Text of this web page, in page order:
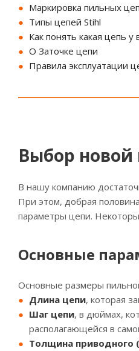
Маркировка пильных
Типы цепей Stihl
Как понять какая цепь
О Заточке цепи
Правила эксплуатации
Выбор
В нашу компанию
При этом, добрая
параметры цепи.
Основные
Основные размеры
Длина цепи, которая
Шаг цепи, в дюймах,
располагающейся в
Толщина приводного